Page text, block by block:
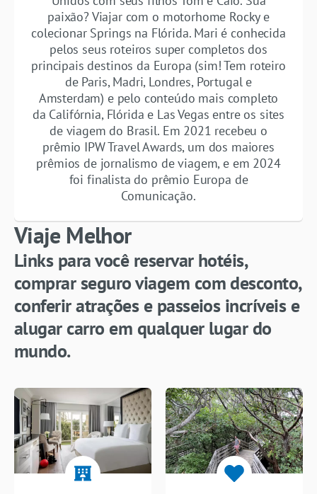
paixão? Viajar com o motorhome Rocky e
colecionar Springs na Flórida. Mari é conhecida
pelos seus roteiros super completos dos
principais destinos da Europa (sim! Tem roteiro
de Paris, Madri, Londres, Portugal e
Amsterdam) e pelo conteúdo mais completo
da Califórnia, Flórida e Las Vegas entre os sites
de viagem do Brasil. Em 2021 recebeu o
prêmio IPW Travel Awards, um dos maiores
prêmios de jornalismo de viagem, e em 2024
foi finalista do prêmio Europa de
Comunicação.
Viaje Melhor
Links para você reservar hotéis,
comprar seguro viagem com desconto,
conferir atrações e passeios incríveis e
alugar carro em qualquer lugar do
mundo.